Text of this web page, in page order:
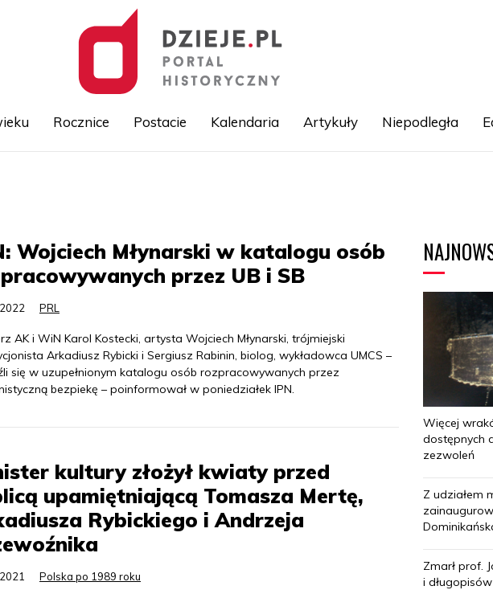
Rocznice Postacie Kalendaria Artykuły Niepodległa
Wojciech Młynarski w katalogu osób
przez UB i SB
PRL
AK i WiN Karol Kostecki, artysta Wojciech Młynarski, trójmiejski
Arkadiusz Rybicki i Sergiusz Rabinin, biolog, wykładowca UMCS –
się w uzupełnionym katalogu osób rozpracowywanych przez
bezpiekę – poinformował w poniedziałek IPN.
kultury złożył kwiaty przed
upamiętniającą Tomasza Mertę,
Rybickiego i Andrzeja
Polska po 1989 roku
Więcej
dostępnych
zezwoleń
Z udziałem
Zmarł prof.
i